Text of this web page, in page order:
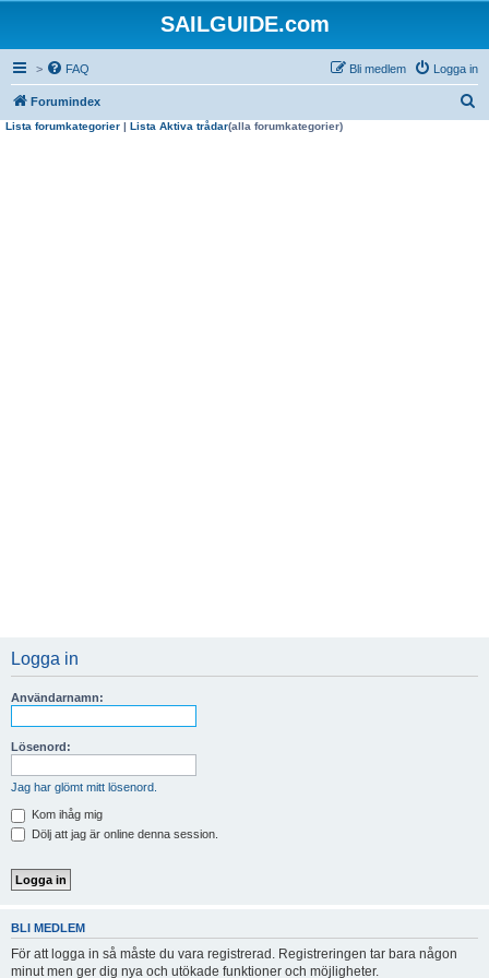
SAILGUIDE.com
> FAQ Logga in
Bli medlem
Forumindex
Lista forumkategorier | Lista Aktiva trådar(alla forumkategorier)
Logga in
Användarnamn:
Lösenord:
Jag har glömt mitt lösenord.
Kom ihåg mig
Dölj att jag är online denna session.
BLI MEDLEM
För att logga in så måste du vara registrerad. Registreringen tar bara någon
minut men ger dig nya och utökade funktioner och möjligheter.